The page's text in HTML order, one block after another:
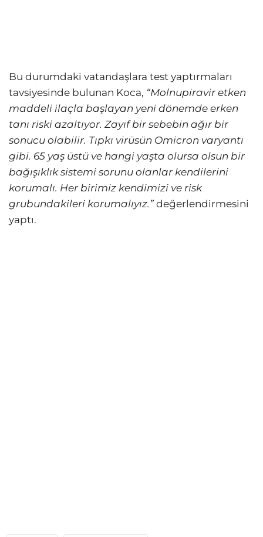
Bu durumdaki vatandaşlara test yaptırmaları
tavsiyesinde bulunan Koca, “Molnupiravir etken
maddeli ilaçla başlayan yeni dönemde erken
tanı riski azaltıyor. Zayıf bir sebebin ağır bir
sonucu olabilir. Tıpkı virüsün Omicron varyantı
gibi. 65 yaş üstü ve hangi yaşta olursa olsun bir
bağışıklık sistemi sorunu olanlar kendilerini
korumalı. Her birimiz kendimizi ve risk
grubundakileri korumalıyız.” değerlendirmesini
yaptı.